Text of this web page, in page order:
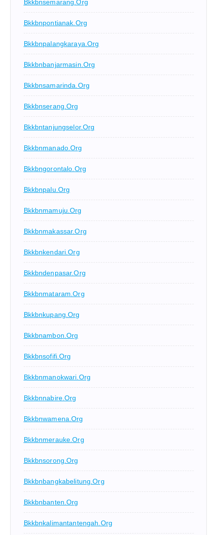
Bkkbnsemarang.org
Bkkbnpontianak.org
Bkkbnpalangkaraya.org
Bkkbnbanjarmasin.org
Bkkbnsamarinda.org
Bkkbnserang.org
Bkkbntanjungselor.org
Bkkbnmanado.org
Bkkbngorontalo.org
Bkkbnpalu.org
Bkkbnmamuju.org
Bkkbnmakassar.org
Bkkbnkendari.org
Bkkbndenpasar.org
Bkkbnmataram.org
Bkkbnkupang.org
Bkkbnambon.org
Bkkbnsofifi.org
Bkkbnmanokwari.org
Bkkbnnabire.org
Bkkbnwamena.org
Bkkbnmerauke.org
Bkkbnsorong.org
Bkkbnbangkabelitung.org
Bkkbnbanten.org
Bkkbnkalimantantengah.org